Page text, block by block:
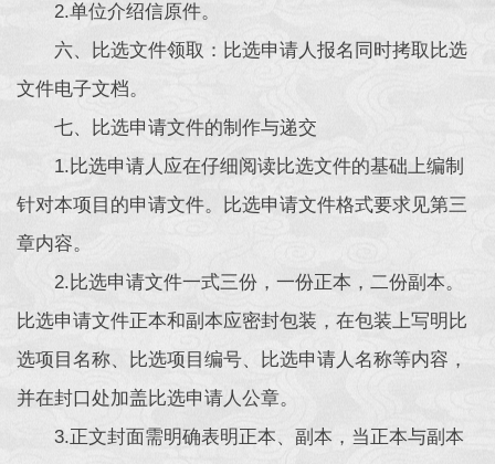
2.单位介绍信原件。
六、比选文件领取：比选申请人报名同时拷取比选
文件电子文档。
七、比选申请文件的制作与递交
1.比选申请人应在仔细阅读比选文件的基础上编制
针对本项目的申请文件。比选申请文件格式要求见第三
章内容。
2.比选申请文件一式三份，一份正本，二份副本。
比选申请文件正本和副本应密封包装，在包装上写明比
选项目名称、比选项目编号、比选申请人名称等内容，
并在封口处加盖比选申请人公章。
3.正文封面需明确表明正本、副本，当正本与副本